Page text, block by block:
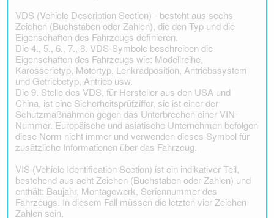
VDS (Vehicle Description Section) - besteht aus sechs
Zeichen (Buchstaben oder Zahlen), die den Typ und die
Eigenschaften des Fahrzeugs definieren.
Die 4., 5., 6., 7., 8. VDS-Symbole beschreiben die
Eigenschaften des Fahrzeugs wie: Modellreihe,
Karosserietyp, Motortyp, Lenkradposition, Antriebssystem
und Getriebetyp, Antrieb usw.
Die 9. Stelle des VDS, für Hersteller aus den USA und
China, ist eine Sicherheitsprüfziffer, sie ist einer der
Schutzmaßnahmen gegen das Unterbrechen einer VIN-
Nummer. Europäische und asiatische Unternehmen befolgen
diese Norm nicht immer und verwenden dieses Symbol für
zusätzliche Informationen über das Fahrzeug.
VIS (Vehicle Identification Section) ist ein indikativer Teil,
bestehend aus acht Zeichen (Buchstaben oder Zahlen) und
enthält: Baujahr, Montagewerk, Seriennummer des
Fahrzeugs. In diesem Fall müssen die letzten vier Zeichen
Zahlen sein.